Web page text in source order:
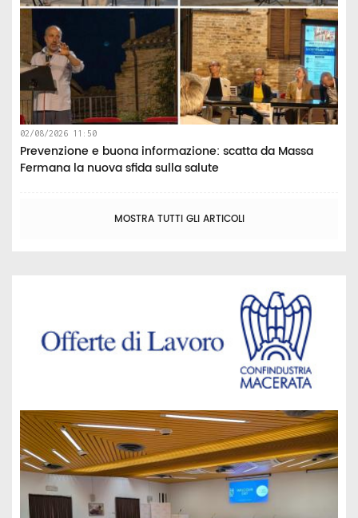
02/08/2026 11:50
Prevenzione e buona informazione: scatta da Massa
Fermana la nuova sfida sulla salute
MOSTRA TUTTI GLI ARTICOLI